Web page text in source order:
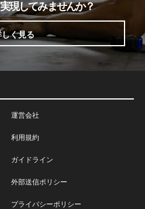
現してみませんか？
しく見る
運営会社
利用規約
ガイドライン
外部送信ポリシー
プライバシーポリシー